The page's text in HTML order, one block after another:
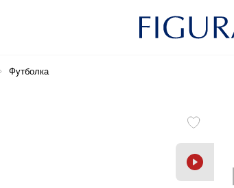
Футболка